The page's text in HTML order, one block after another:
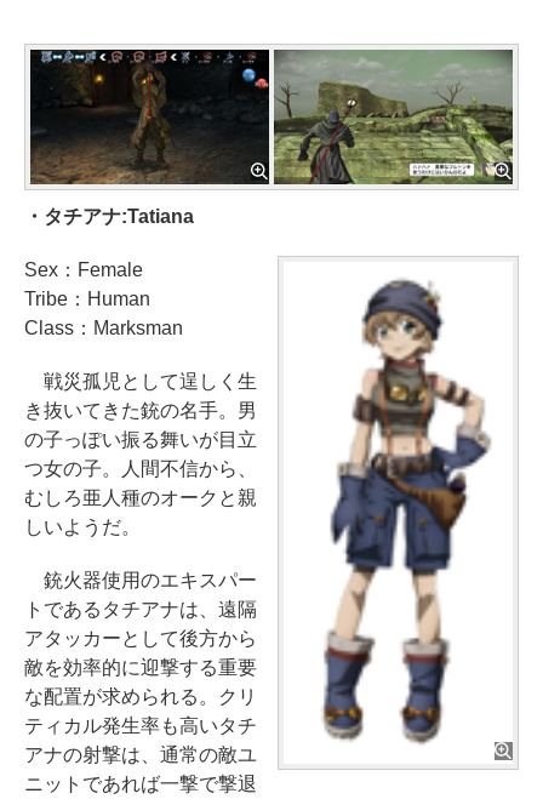
・タチアナ:Tatiana
Sex：Female
Tribe：Human
Class：Marksman
戦災孤児として逞しく生
き抜いてきた銃の名手。男
の子っぽい振る舞いが目立
つ女の子。人間不信から、
むしろ亜人種のオークと親
しいようだ。
銃火器使用のエキスパー
トであるタチアナは、遠隔
アタッカーとして後方から
敵を効率的に迎撃する重要
な配置が求められる。クリ
ティカル発生率も高いタチ
アナの射撃は、通常の敵ユ
ニットであれば一撃で撃退